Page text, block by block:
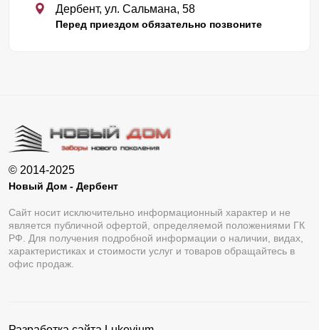
Дербент, ул. Сальмана, 58
Перед приездом обязательно позвоните
© 2014-2025
Новый Дом - Дербент
Сайт носит исключительно информационный характер и не
является публичной офертой, определяемой положениями ГК
РФ. Для получения подробной информации о наличии, видах,
характеристиках и стоимости услуг и товаров обращайтесь в
офис продаж.